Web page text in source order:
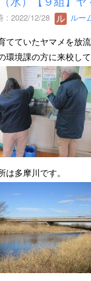
: 2022/12/28 ルー
てていたヤマメを放流
環境課の方に来校し
は多摩川です。